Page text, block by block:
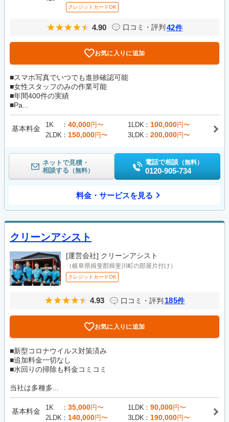
クレジットカードOK
4.90 口コミ・評判 42件
お気に入りに追加
■スマホ写真でいつでも進捗確認可能
■女性スタッフのみの作業可能
■年間400件の実績
■Pa...
基本料金 1K 40,000円〜 1LDK 100,000円〜
2LDK
150,000円〜 3LDK 200,000円〜
ネットで見積・
相談する （無料）
電話で相談 （無料）
0120-905-734
料金・サービスを見る
クリーンアシスト
[運営会社] クリーンアシスト
（岐阜県揖斐郡揖斐川町の部屋片付け）
クレジットカードOK
4.93 口コミ・評判 185件
お気に入りに追加
■新型コロナウイルス対策済み
■追加料金一切なし
■水回りの掃除も料金コミコミ
当社は多種多...
基本料金 1K 35,000円〜 1LDK 90,000円〜
2LDK
140,000円〜 3LDK 190,000円〜